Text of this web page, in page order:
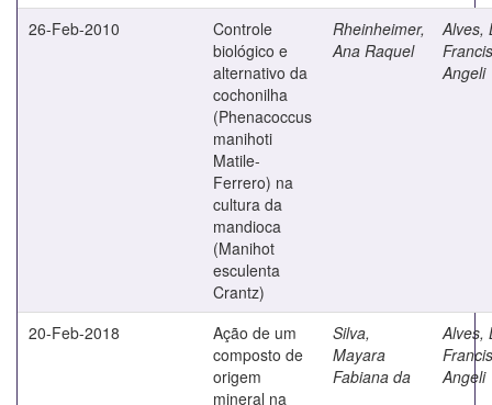
26-Feb-2010
Controle
biológico e
alternativo da
cochonilha
(Phenacoccus
manihoti
Matile-
Ferrero) na
cultura da
mandioca
(Manihot
esculenta
Crantz)
Rheinheimer,
Ana Raquel
Alves,
Angeli
20-Feb-2018
Ação de um
composto de
origem
mineral na
Silva,
Mayara
Fabiana da
Alves,
Angeli